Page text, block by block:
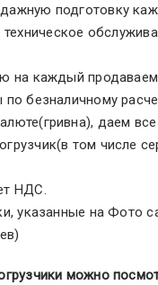
подготовку
техническое
на каждый
безналичному
даем
том числе
НДС.
указанные на Фото
можно